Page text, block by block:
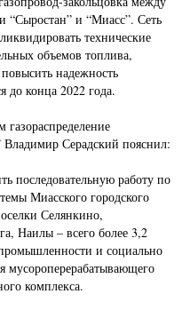
“Сыростан” и “Миасс”. Сеть
технические
объемов топлива,
надежность
до конца 2022 года.
Владимир Серадский пояснил:
последовательную работу по
Миасского городского
Селянкино,
Наилы – всего более 3,2
и социально
мусороперерабатывающего
комплекса.